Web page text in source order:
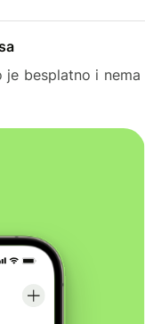
je besplatno i nema